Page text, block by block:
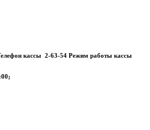
кассы 2-63-54 Режим работы кассы